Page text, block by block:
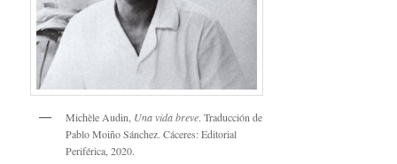
Michèle Audin, Una vida breve. Traducción de
Pablo Moiño Sánchez. Cáceres: Editorial
Periférica, 2020.